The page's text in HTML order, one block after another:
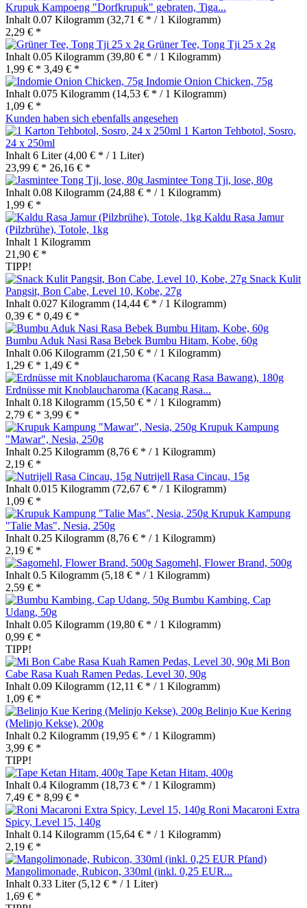
Krupuk Kampoeng "Dorfkrupuk" gebraten, Tiga...
Inhalt 0.07 Kilogramm (32,71 € * / 1 Kilogramm)
2,29 € *
Grüner Tee, Tong Tji 25 x 2g
Inhalt 0.05 Kilogramm (39,80 € * / 1 Kilogramm)
1,99 € * 3,49 € *
Indomie Onion Chicken, 75g
Inhalt 0.075 Kilogramm (14,53 € * / 1 Kilogramm)
1,09 € *
Kunden haben sich ebenfalls angesehen
1 Karton Tehbotol, Sosro,
24 x 250ml
Inhalt 6 Liter(4,00 € * / 1 Liter)
23,99 € * 26,16 € *
Jasmintee Tong Tji, lose, 80g
Inhalt 0.08 Kilogramm (24,88 € * / 1 Kilogramm)
1,99 € *
Kaldu Rasa Jamur
(Pilzbrühe), Totole, 1kg
Inhalt 1 Kilogramm
21,90 € *
TIPP!
Snack Kulit
Pangsit, Bon Cabe, Level 10, Kobe, 27g
Inhalt 0.027 Kilogramm (14,44 € * / 1 Kilogramm)
0,39 € * 0,49 € *
Bumbu Aduk Nasi Rasa Bebek Bumbu Hitam, Kobe, 60g
Inhalt 0.06 Kilogramm (21,50 € * / 1 Kilogramm)
1,29 € * 1,49 € *
Erdnüsse mit Knoblaucharoma (Kacang Rasa...
Inhalt 0.18 Kilogramm (15,50 € * / 1 Kilogramm)
2,79 € * 3,99 € *
Krupuk Kampung
"Mawar", Nesia, 250g
Inhalt 0.25 Kilogramm (8,76 € * / 1 Kilogramm)
2,19 € *
Nutrijell Rasa Cincau, 15g
Inhalt 0.015 Kilogramm (72,67 € * / 1 Kilogramm)
1,09 € *
Krupuk Kampung
"Talie Mas", Nesia, 250g
Inhalt 0.25 Kilogramm (8,76 € * / 1 Kilogramm)
2,19 € *
Sagomehl, Flower Brand, 500g
Inhalt 0.5 Kilogramm (5,18 € * / 1 Kilogramm)
2,59 € *
Bumbu Kambing, Cap
Udang, 50g
Inhalt 0.05 Kilogramm (19,80 € * / 1 Kilogramm)
0,99 € *
TIPP!
Mi Bon
Cabe Rasa Kuah Ramen Pedas, Level 30, 90g
Inhalt 0.09 Kilogramm (12,11 € * / 1 Kilogramm)
1,09 € *
Belinjo Kue Kering
(Melinjo Kekse), 200g
Inhalt 0.2 Kilogramm (19,95 € * / 1 Kilogramm)
3,99 € *
TIPP!
Tape Ketan Hitam, 400g
Inhalt 0.4 Kilogramm (18,73 € * / 1 Kilogramm)
7,49 € * 8,99 € *
Roni Macaroni Extra
Spicy, Level 15, 140g
Inhalt 0.14 Kilogramm (15,64 € * / 1 Kilogramm)
2,19 € *
Mangolimonade, Rubicon, 330ml (inkl. 0,25 EUR...
Inhalt 0.33 Liter(5,12 € * / 1 Liter)
1,69 € *